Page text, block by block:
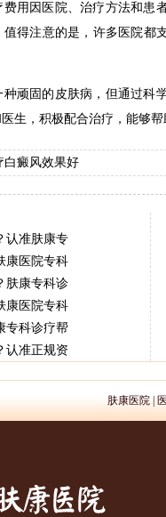
用因医院、治疗方法和患
得注意的是，许多医院都
顽固的皮肤病，但通过科
生，积极配合治疗，能够帮
白癜风效果好
认准肤康专
康医院专科
肤康专科诊
康医院专科
专科诊疗帮
认准正规资
肤康医院